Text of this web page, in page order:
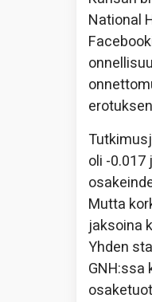
National
oli -
Mutta
jaksoina
Yhden
GNH:ssa